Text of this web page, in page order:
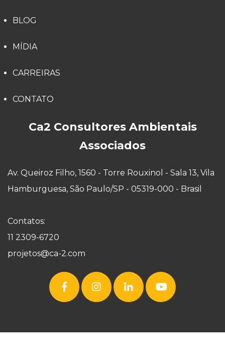
BLOG
MÍDIA
CARREIRAS
CONTATO
Ca2 Consultores Ambientais
Associados
Av. Queiroz Filho, 1560 - Torre Rouxinol - Sala 13, Vila
Hamburguesa, São Paulo/SP - 05319-000 - Brasil
Contatos:
11 2309-6720
projetos@ca-2.com